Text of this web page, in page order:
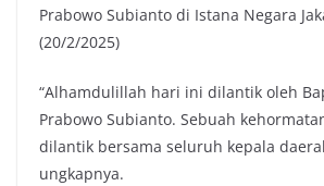
Prabowo Subianto di Istana Negara
(20/2/2025)
“Alhamdulillah hari ini dilantik oleh
Prabowo Subianto. Sebuah
dilantik bersama seluruh kepala
ungkapnya.